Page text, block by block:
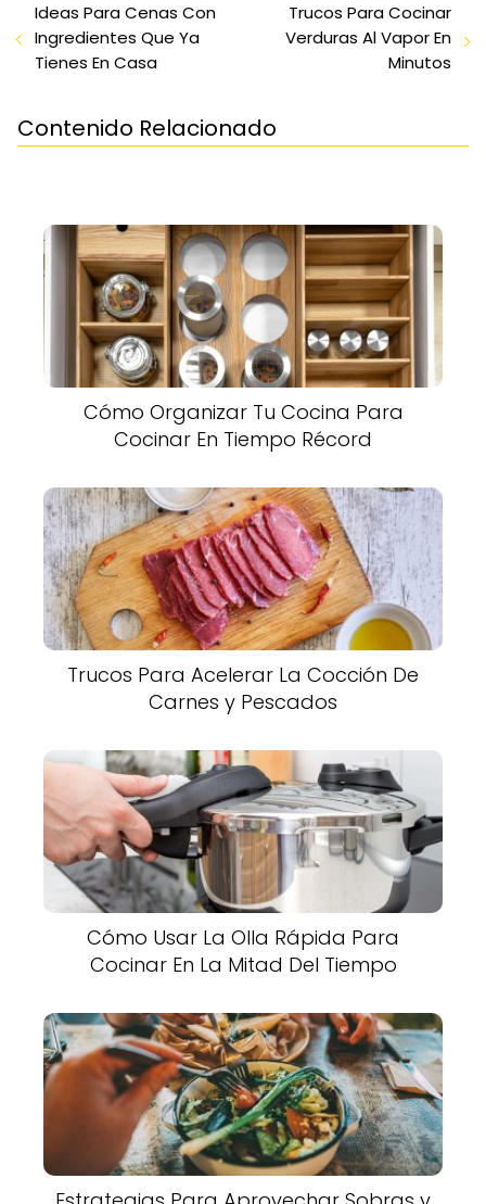
Ideas Para Cenas Con
Ingredientes Que Ya
Tienes En Casa
Trucos Para Cocinar
Verduras Al Vapor En
Minutos
Contenido Relacionado
Cómo Organizar Tu Cocina Para
Cocinar En Tiempo Récord
Trucos Para Acelerar La Cocción De
Carnes y Pescados
Cómo Usar La Olla Rápida Para
Cocinar En La Mitad Del Tiempo